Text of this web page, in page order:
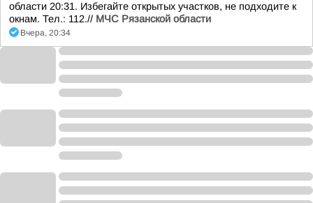
области 20:31. Избегайте открытых участков, не подходите к
окнам. Тел.: 112.// МЧС Рязанской области
Вчера, 20:34